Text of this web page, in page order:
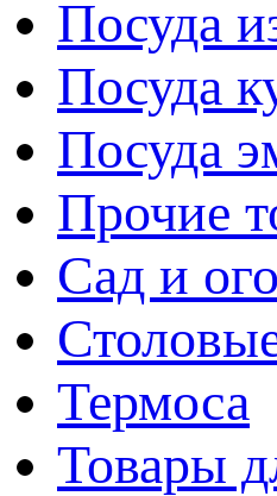
Посуда
Посуда
Посуда
Прочие
Сад и
Термоса
Товары